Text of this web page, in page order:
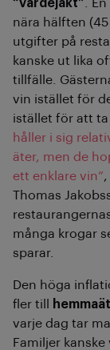
“värdejakt” .
nära hälften
utgifter på
kanske ut lika
tillfälle.
vin istället för
istället för att ta
håller i sig
äter, men de
ett enklare vin”
Thomas
många krogar
sparar.
Den höga
fler till
varje dag tar
Familjer